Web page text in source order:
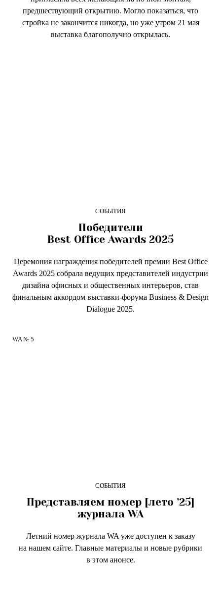
предшествующий открытию. Могло показаться, что
стройка не закончится никогда, но уже утром 21 мая
выставка благополучно открылась.
СОБЫТИЯ
Победители
Best Office Awards 2025
Церемония награждения победителей премии Best Office
Awards 2025 собрала ведущих представителей индустрии
дизайна офисных и общественных интерьеров, став
финальным аккордом выставки-форума Business & Design
Dialogue 2025.
WA № 5
СОБЫТИЯ
Представляем номер [лето ’25]
журнала WA
Летний номер журнала WA уже доступен к заказу
на нашем сайте. Главные материалы и новые рубрики
в этом анонсе.